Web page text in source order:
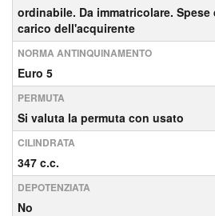
ordinabile. Da immatricolare.
carico dell'acquirente
NORMA ANTINQUINAMENTO
Euro 5
PERMUTA
Si valuta la permuta con usato
CILINDRATA
347 c.c.
DEPOTENZIATA
No